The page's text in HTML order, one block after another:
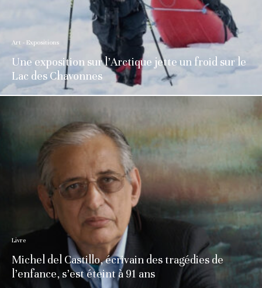
Art - Expositions
Une exposition sur l’Arctique jette un froid sur le
Lac des Chavonnes
Livre
Michel del Castillo, écrivain des tragédies de
l’enfance, s’est éteint à 91 ans